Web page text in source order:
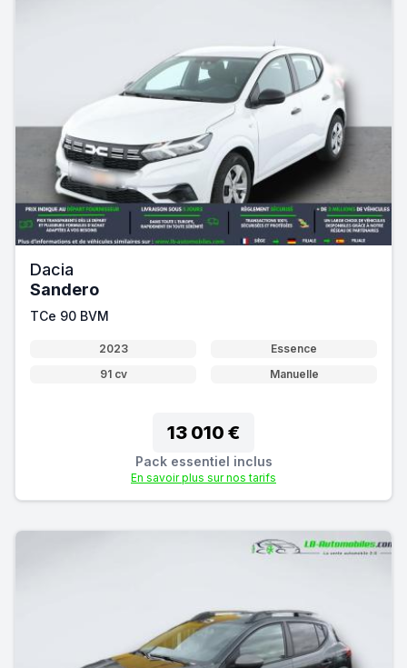
Dacia
Sandero
TCe 90 BVM
2023
Essence
91 cv
Manuelle
13 010 €
Pack essentiel inclus
En savoir plus sur nos tarifs